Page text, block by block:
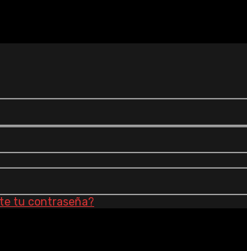
tu contraseña?